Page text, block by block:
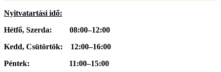
Nyitvatartási idő:
Hétfő, Szerda: 08:00–12:00
Kedd, Csütörtök: 12:00–16:00
Péntek: 11:00–15:00